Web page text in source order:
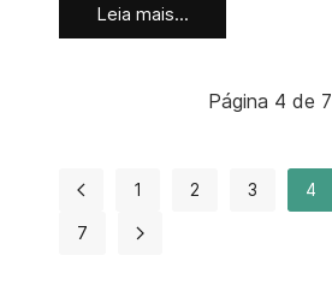
Leia mais...
Página 4 de 7
1 2 3 4
7